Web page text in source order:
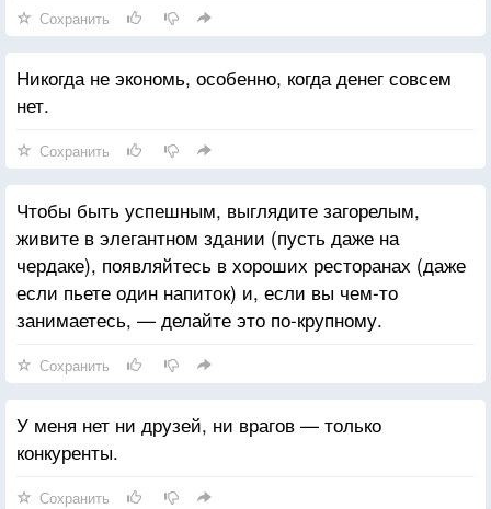
Сохранить
Никогда не экономь, особенно, когда денег совсем
нет.
Сохранить
Чтобы быть успешным, выглядите загорелым,
живите в элегантном здании (пусть даже на
чердаке), появляйтесь в хороших ресторанах (даже
если пьете один напиток) и, если вы чем-то
занимаетесь, — делайте это по-крупному.
Сохранить
У меня нет ни друзей, ни врагов — только
конкуренты.
Сохранить